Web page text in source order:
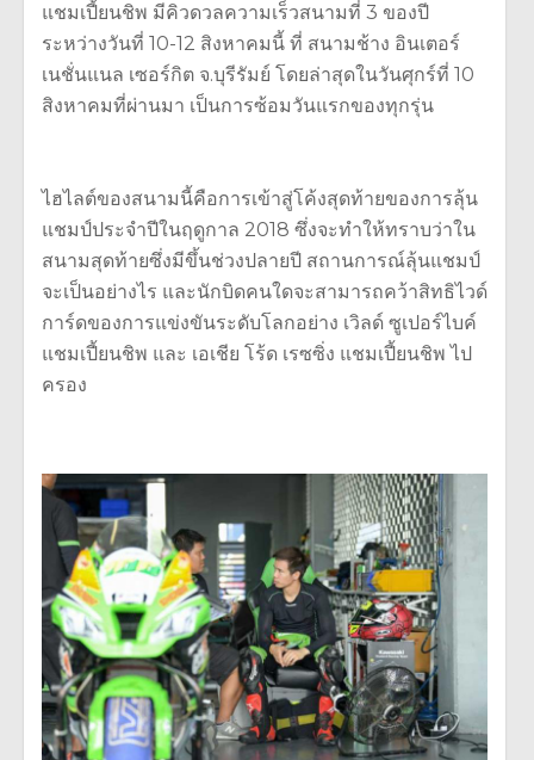
แชมเปี้ยนชิพ มีคิวดวลความเร็วสนามที่ 3 ของปี
ระหว่างวันที่ 10-12 สิงหาคมนี้ ที่ สนามช้าง อินเตอร์
เนชั่นแนล เซอร์กิต จ.บุรีรัมย์ โดยล่าสุดในวันศุกร์ที่ 10
สิงหาคมที่ผ่านมา เป็นการซ้อมวันแรกของทุกรุ่น
ไฮไลต์ของสนามนี้คือการเข้าสู่โค้งสุดท้ายของการลุ้น
แชมป์ประจำปีในฤดูกาล 2018 ซึ่งจะทำให้ทราบว่าใน
สนามสุดท้ายซึ่งมีขึ้นช่วงปลายปี สถานการณ์ลุ้นแชมป์
จะเป็นอย่างไร และนักบิดคนใดจะสามารถคว้าสิทธิไวด์
การ์ดของการแข่งขันระดับโลกอย่าง เวิลด์ ซูเปอร์ไบค์
แชมเปี้ยนชิพ และ เอเชีย โร้ด เรซซิ่ง แชมเปี้ยนชิพ ไป
ครอง